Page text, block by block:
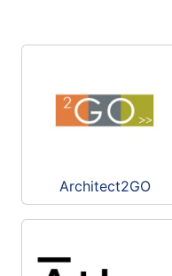
Architect2GO